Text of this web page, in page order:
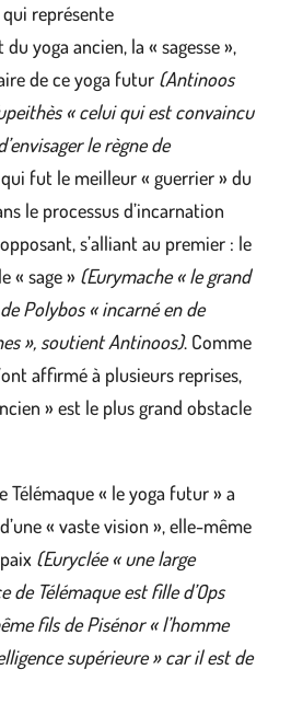
qui représente
yoga ancien, la « sagesse »,
de ce yoga futur (Antinoos
« celui qui est convaincu
le règne de
fut le meilleur « guerrier » du
le processus d’incarnation
s’alliant au premier : le
« sage » (Eurymache « le grand
Polybos « incarné en de
», soutient Antinoos). Comme
affirmé à plusieurs reprises,
» est le plus grand obstacle
Télémaque « le yoga futur » a
« vaste vision », elle-même
(Euryclée « une large
de Télémaque est fille d’Ops
fils de Pisénor « l’homme
supérieure » car il est de